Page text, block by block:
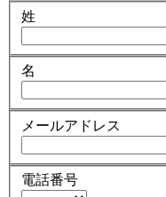
姓
名
メールアドレス
電話番号